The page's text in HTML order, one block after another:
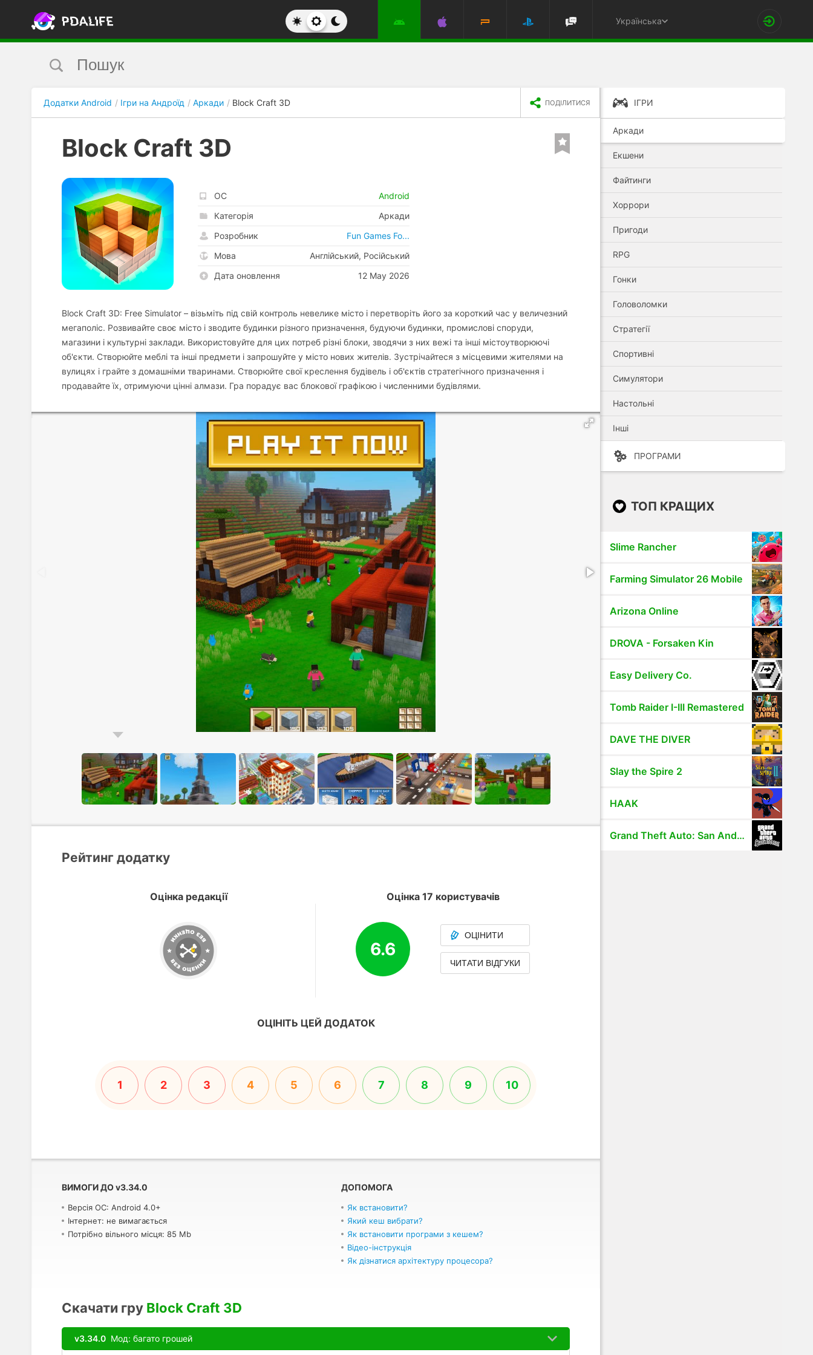
Українська
Додатки Android Ігри на Андроїд Аркади Block Craft 3D ПОДІЛИТИСЯ
Block Craft 3D
ОС
Android
Категорія
Аркади
Розробник
Fun Games Fo...
Мова
Англійський, Російський
Дата оновлення
12 May 2026
Block Craft 3D: Free Simulator – візьміть під свій контроль невелике місто і перетворіть його за короткий час у величезний
мегаполіс. Розвивайте своє місто і зводите будинки різного призначення, будуючи будинки, промислові споруди,
магазини і культурні заклади. Використовуйте для цих потреб різні блоки, зводячи з них вежі та інші містоутворюючі
об'єкти. Створюйте меблі та інші предмети і запрошуйте у місто нових жителів. Зустрічайтеся з місцевими жителями на
вулицях і грайте з домашніми тваринами. Створюйте свої креслення будівель і об'єктів стратегічного призначення і
продавайте їх, отримуючи цінні алмази. Гра порадує вас блокової графікою і численними будівлями.
Рейтинг додатку
Оцінка редакції Оцінка 17 користувачів
6.6
ОЦІНИТИ
ЧИТАТИ ВІДГУКИ
ОЦІНІТЬ ЦЕЙ ДОДАТОК
1 2 3 4 5 6 7 8 9 10
ВИМОГИ ДОv3.34.0
Версія ОС: Android 4.0+
Інтернет: не вимагається
Потрібно вільного місця: 85 Mb
ДОПОМОГА
Як встановити?
Який кеш вибрати?
Як встановити програми з кешем?
Відео-інструкція
Як дізнатися архітектуру процесора?
Скачати гру Block Craft 3D
v3.34.0 Мод: багато грошей
ІГРИ
Аркади
Екшени
Файтинги
Хоррори
Пригоди
RPG
Гонки
Головоломки
Стратегії
Спортивні
Симулятори
Настольні
Інші
ПРОГРАМИ
ТОП КРАЩИХ
Slime Rancher
Farming Simulator 26 Mobile
Arizona Online
DROVA - Forsaken Kin
Easy Delivery Co.
Tomb Raider I-III Remastered
DAVE THE DIVER
Slay the Spire 2
HAAK
Grand Theft Auto: San Andreas